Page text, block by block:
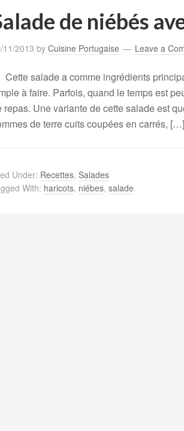
de niébés
11/2013 by Cuisine Portugaise Leave a
Cette salade a comme ingrédients
à faire. Parfois, quand le temps est
repas. Une variante de cette salade est
de terre cuits coupées en carrés, […]
Under: Recettes, Salades
With: haricots, niébes, salade